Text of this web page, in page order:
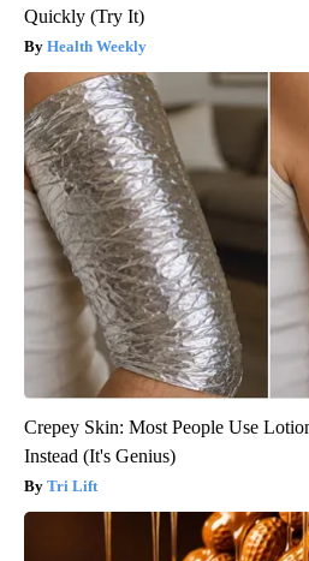
Quickly (Try It)
Health Weekly
Crepey Skin: Most People Use
Instead (It's Genius)
Tri Lift